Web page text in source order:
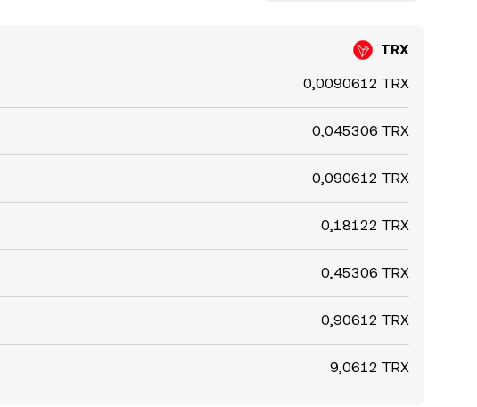
TRX
0,0090612 TRX
0,045306 TRX
0,090612 TRX
0,18122 TRX
0,45306 TRX
0,90612 TRX
9,0612 TRX